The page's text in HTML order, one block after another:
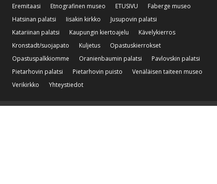
Eremitaasi Etnografinen museo ETUSIVU
Faberge museo
Hatsinan palatsi
Iisakin kirkko
Jusupovin palatsi
Katariinan palatsi
Kaupungin kiertoajelu
Kävelykierros
Kronstadt/suojapato
Kuljetus
Opastuskierrokset
Opastuspalkkiomme
Oranienbaumin palatsi
Pavlovskin palatsi
Pietarhovin palatsi
Pietarhovin puisto
Venäläisen taiteen museo
Verikirkko
Yhteystiedot